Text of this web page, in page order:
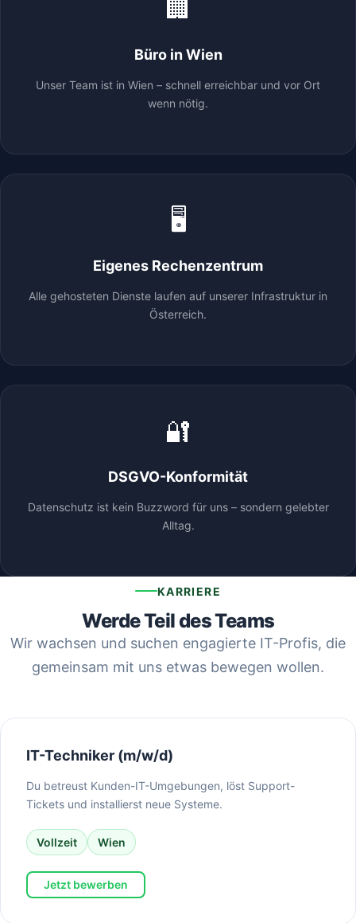
🏢
Büro in Wien
Unser Team ist in Wien – schnell erreichbar und vor Ort
wenn nötig.
🖥️
Eigenes Rechenzentrum
Alle gehosteten Dienste laufen auf unserer Infrastruktur in
Österreich.
🔐
DSGVO-Konformität
Datenschutz ist kein Buzzword für uns – sondern gelebter
Alltag.
KARRIERE
Werde Teil des Teams
Wir wachsen und suchen engagierte IT-Profis, die
gemeinsam mit uns etwas bewegen wollen.
IT-Techniker (m/w/d)
Du betreust Kunden-IT-Umgebungen, löst Support-
Tickets und installierst neue Systeme.
Vollzeit Wien
Jetzt bewerben